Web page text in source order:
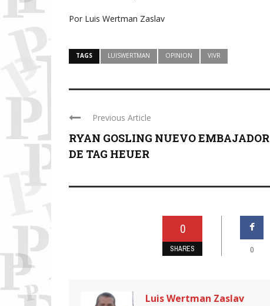
​​Por Luis Wertman Zaslav
TAGS LUISWERTMAN OPINION VIVR
Previous Article
RYAN GOSLING NUEVO EMBAJADOR
DE TAG HEUER
0
SHARES 0
Luis Wertman Zaslav